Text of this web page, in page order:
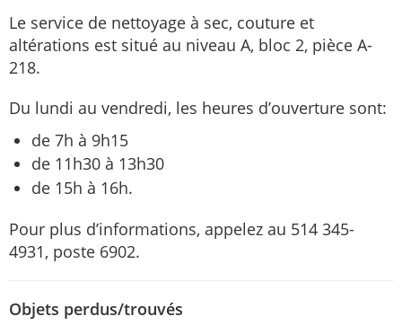
Le service de nettoyage à sec, couture et
altérations est situé au niveau A, bloc 2, pièce A-
218.
Du lundi au vendredi, les heures d’ouverture sont:
de 7h à 9h15
de 11h30 à 13h30
de 15h à 16h.
Pour plus d’informations, appelez au 514 345-
4931, poste 6902.
Objets perdus/trouvés